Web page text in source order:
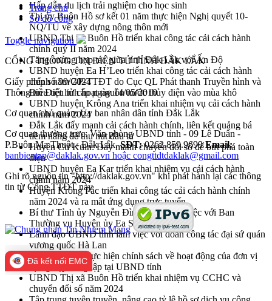
Hấp dẫn du lịch trải nghiệm cho học sinh
Thị ủy Buôn Hồ sơ kết 01 năm thực hiện Nghị quyết 10-
NQ/TU về xây dựng nông thôn mới
UBND Thị xã Buôn Hồ triển khai công tác cải cách hành
chính quý II năm 2024
Tăng cường hợp tác giữa tỉnh Đắk Lắk với Ấn Độ
UBND huyện Ea H’Leo triển khai công tác cải cách hành
chính năm 2024
Điều tiết linh hoạt nguồn nước thủy điện vào mùa khô
UBND huyện Krông Ana triển khai nhiệm vụ cải cách hành
chính năm 2024
Đắk Lắk đẩy mạnh cải cách hành chính, liên kết quảng bá
tiềm năng để thu hút đầu tư
Huyện Cư Kuin: Đẩy mạnh chuyển đổi số để bứt phá toàn
diện
UBND huyện Ea Kar triển khai nhiệm vụ cải cách hành
chính năm 2024
Huyện Krông Pắc triển khai công tác cải cách hành chính
năm 2024 và ra mắt ứng dụng trực tuyến
Bí thư Tỉnh ủy Nguyễn Đình Trung làm việc với Ban
Thường vụ Huyện ủy Ea Súp
Lãnh đạo UBND tỉnh làm việc với đoàn công tác đại sứ quán
vương quốc Hà Lan
Giám sát việc thực hiện chính sách về hoạt động của đơn vị
sự nghiệp công lập tại UBND tỉnh
UBND Thị xã Buôn Hồ triển khai nhiệm vụ CCHC và
chuyển đổi số năm 2024
Trang chủ
Sơ đồ cổng
Toggle navigation
CỔNG THÔNG TIN ĐIỆN TỬ TỈNH ĐẮK LẮK
Giấy phép số 99/GP-TTĐT do Cục QL Phát thanh Truyền hình và
Thông tin Điện tử cấp ngày 14/05/2010
Cơ quan chủ quản: Ủy ban nhân dân tỉnh Đắk Lắk
Cơ quan thường trực: Văn phòng UBND tỉnh - 09 Lê Duẩn -
P.Buôn Ma Thuột - Đắk Lắk.SĐT:0262.859.9699Email:
banbientap@daklak.gov.vn hoặc congttdtdaklak@gmail.com
Ghi rõ nguồn tin "http://daklak.gov.vn" khi phát hành lại các thông
tin từ Cổng TTĐT này
Đã kết nối EMC